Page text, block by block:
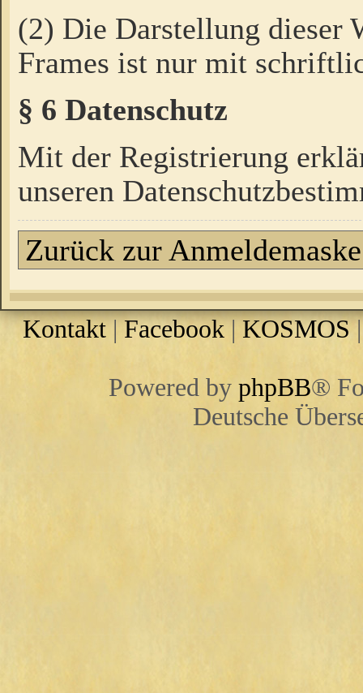
(2) Die Darstellung dieser
Frames ist nur mit
§ 6 Datenschutz
Mit der Registrierung
unseren
Zurück zur Anmeldemaske
Kontakt|Facebook|KOSMOS
Powered by phpBB®
Deutsche